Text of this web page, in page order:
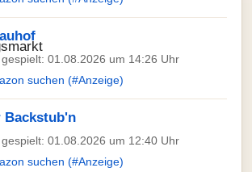
01.08.2026 um 14:26 Uhr
suchen (#Anzeige)
Backstub'n
01.08.2026 um 12:40 Uhr
suchen (#Anzeige)